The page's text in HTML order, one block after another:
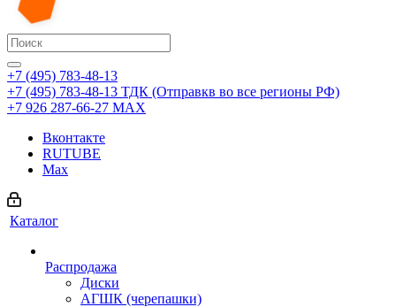
+7 (495) 783-48-13
+7 (495) 783-48-13 ТДК (Отправкв во все регионы РФ)
+7 926 287-66-27 МАХ
Вконтакте
RUTUBE
Max
Каталог
Распродажа
Диски
АГШК (черепашки)